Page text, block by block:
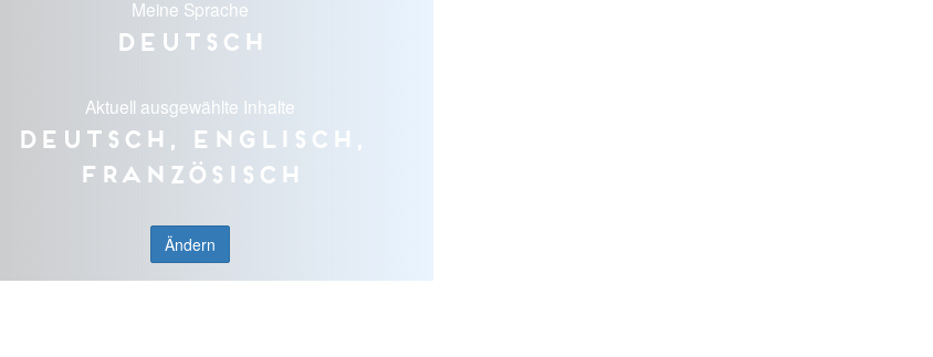
Meine Sprache
Deutsch
Aktuell ausgewählte Inhalte
Deutsch, Englisch,
Französisch
Ändern